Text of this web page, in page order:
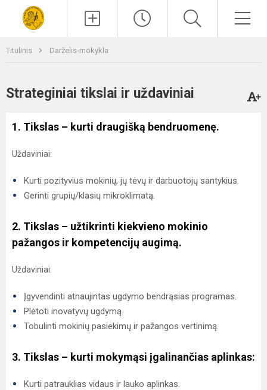
Titulinis Darželis-mokykla
Strateginiai tikslai ir uždaviniai
1. Tikslas – kurti draugišką bendruomenę.
Uždaviniai:
Kurti pozityvius mokinių, jų tėvų ir darbuotojų santykius.
Gerinti grupių/klasių mikroklimatą.
2. Tikslas – užtikrinti kiekvieno mokinio
pažangos ir kompetencijų augimą.
Uždaviniai:
Įgyvendinti atnaujintas ugdymo bendrąsias programas.
Plėtoti inovatyvų ugdymą.
Tobulinti mokinių pasiekimų ir pažangos vertinimą.
3. Tikslas – kurti mokymąsi įgalinančias aplinkas:
Kurti patrauklias vidaus ir lauko aplinkas.